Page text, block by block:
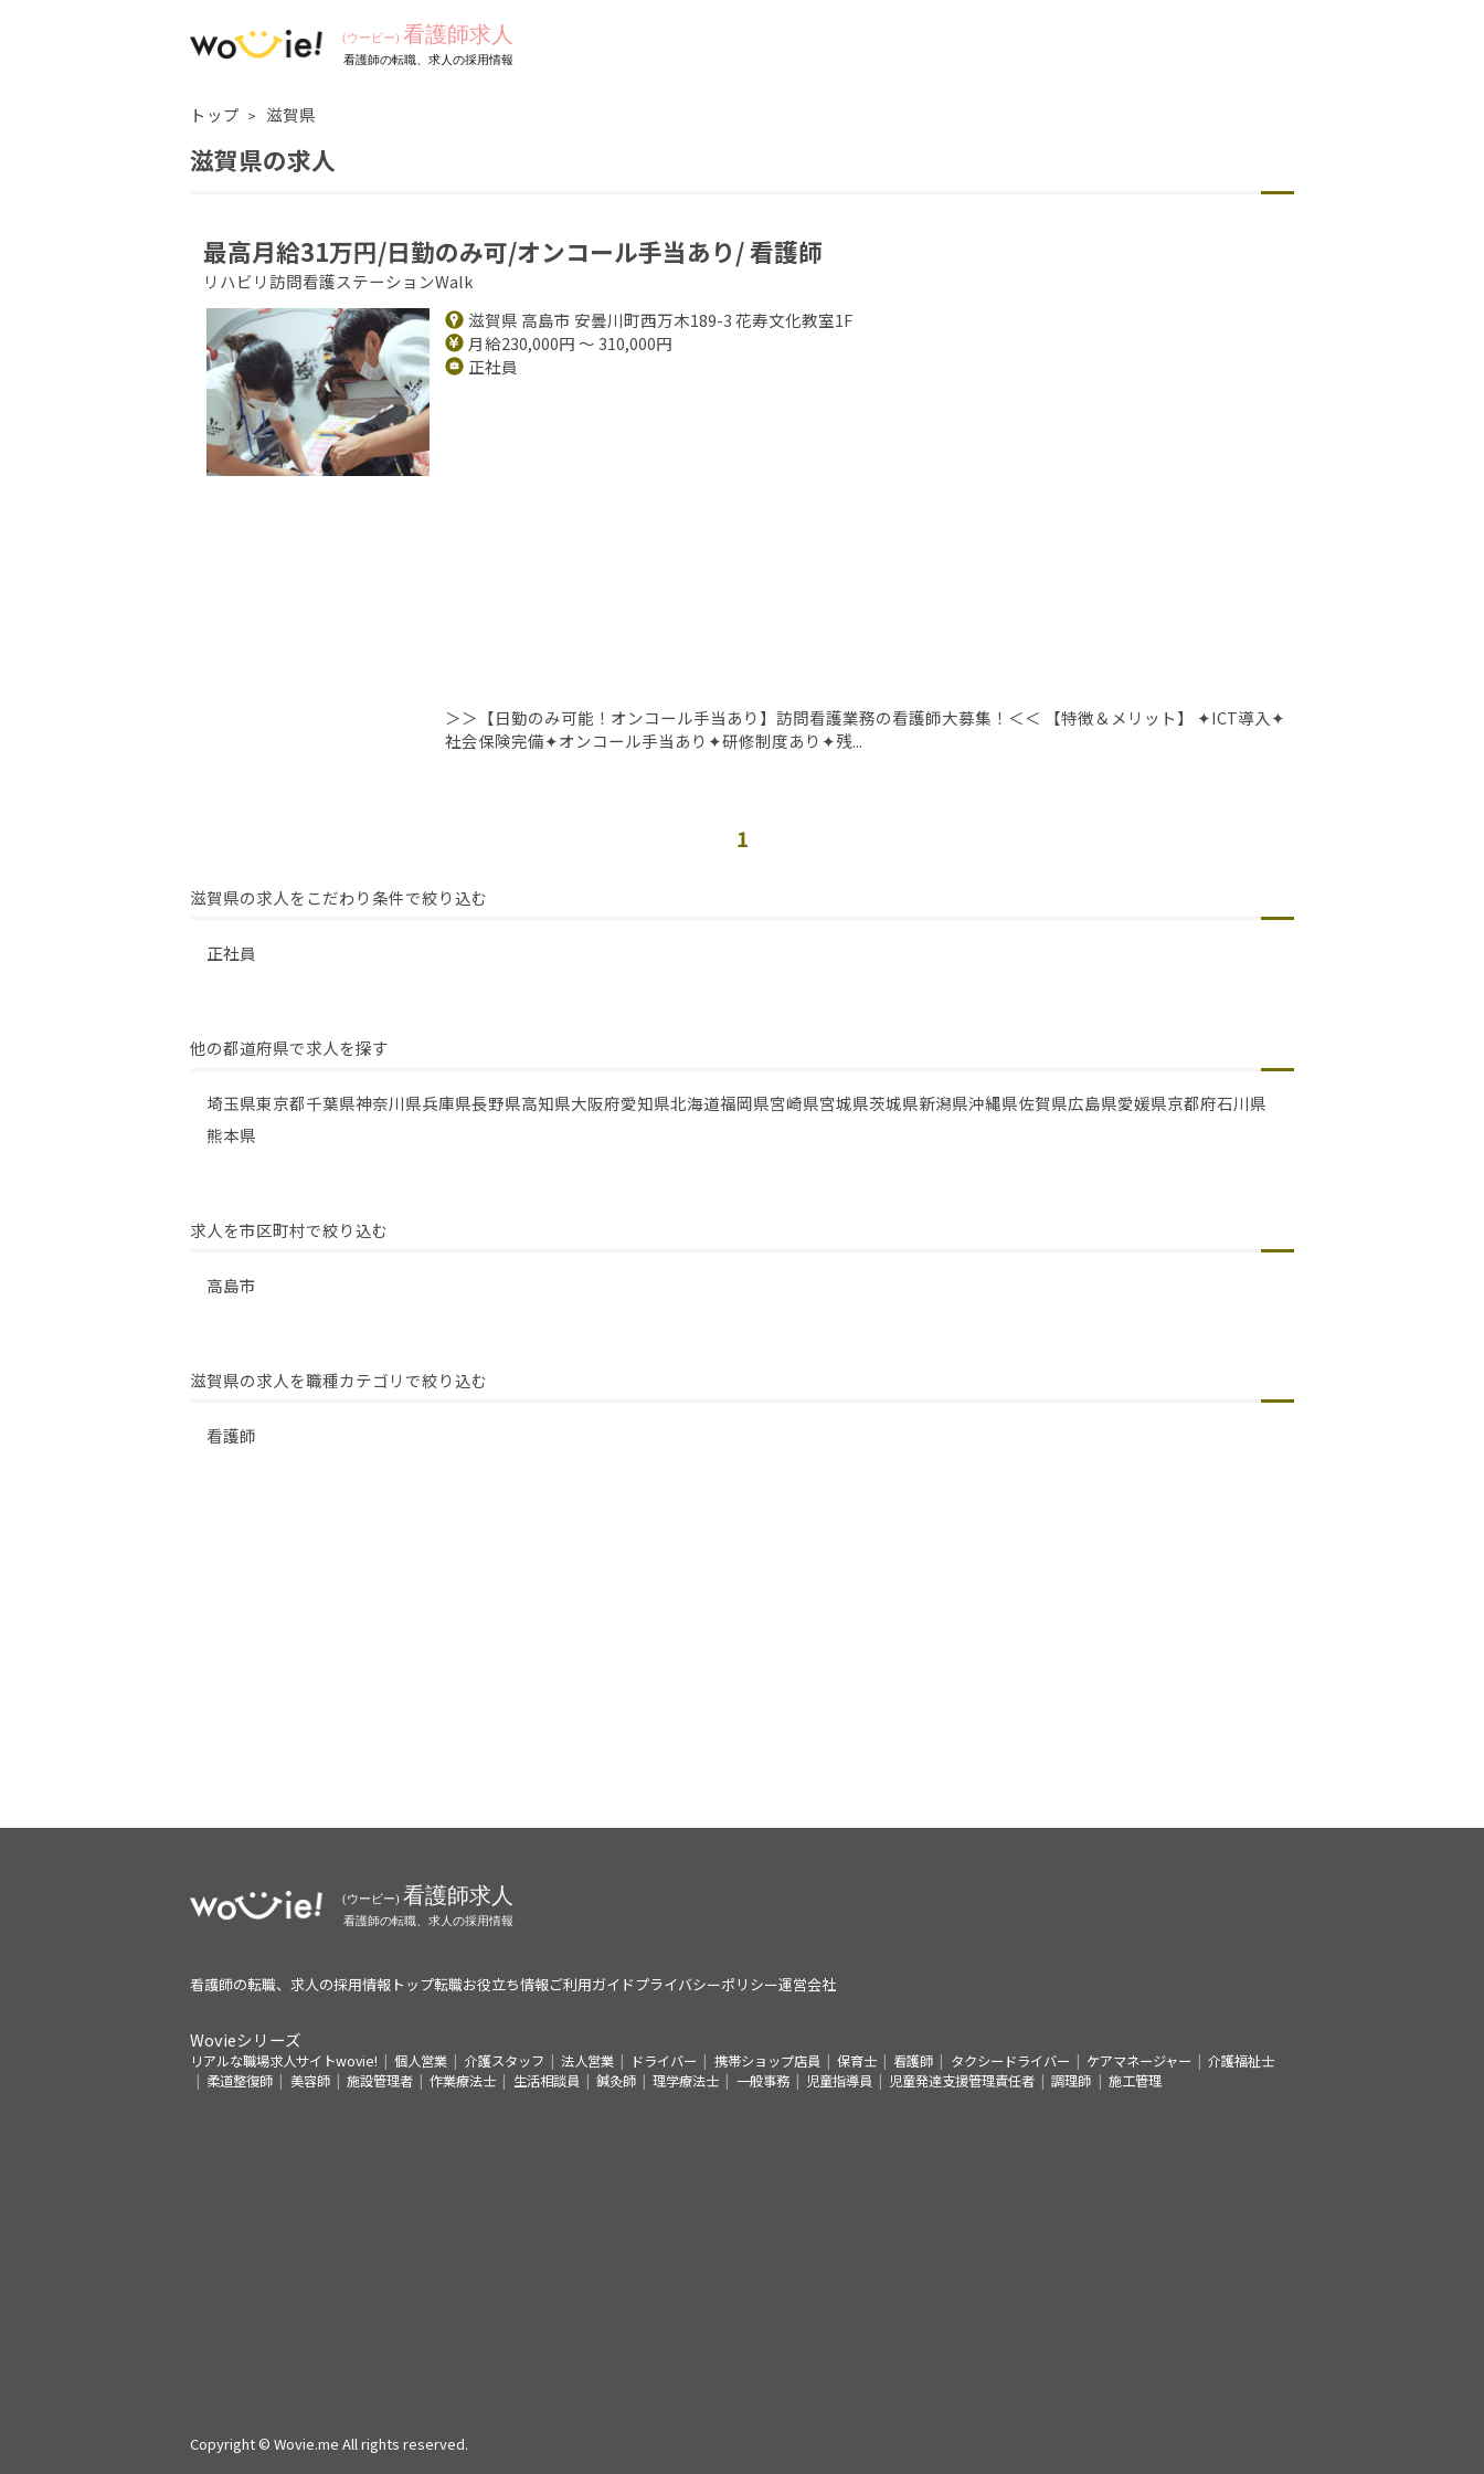
トップ 滋賀県
滋賀県の求人
最高月給31万円/日勤のみ可/オンコール手当あり/ 看護師
リハビリ訪問看護ステーションWalk
滋賀県 高島市 安曇川町西万木189-3 花寿文化教室1F
月給230,000円 ～ 310,000円
正社員
＞＞【日勤のみ可能！オンコール手当あり】訪問看護業務の看護師大募集！＜＜ 【特徴＆メリット】 ✦ICT導入✦
社会保険完備✦オンコール手当あり✦研修制度あり✦残...
1
滋賀県の求人をこだわり条件で絞り込む
正社員
他の都道府県で求人を探す
埼玉県東京都千葉県神奈川県兵庫県長野県高知県大阪府愛知県北海道福岡県宮崎県宮城県茨城県新潟県沖縄県佐賀県広島県愛媛県京都府石川県
熊本県
求人を市区町村で絞り込む
高島市
滋賀県の求人を職種カテゴリで絞り込む
看護師
看護師の転職、求人の採用情報トップ転職お役立ち情報ご利用ガイドプライバシーポリシー運営会社
Wovieシリーズ
リアルな職場求人サイトwovie! 個人営業 介護スタッフ 法人営業 ドライバー 携帯ショップ店員 保育士 看護師 タクシードライバー ケアマネージャー
介護福祉士
柔道整復師
美容師 施設管理者 作業療法士 生活相談員 鍼灸師 理学療法士 一般事務 児童指導員 児童発達支援管理責任者 調理師 施工管理
Copyright © Wovie.me All rights reserved.